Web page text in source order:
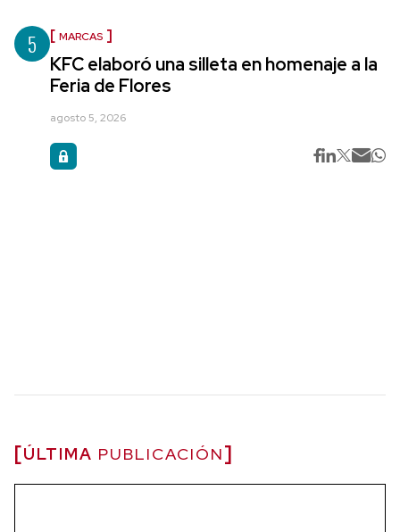
5 MARCAS
KFC elaboró una silleta en homenaje a la
Feria de Flores
agosto 5, 2026
ÚLTIMA PUBLICACIÓN